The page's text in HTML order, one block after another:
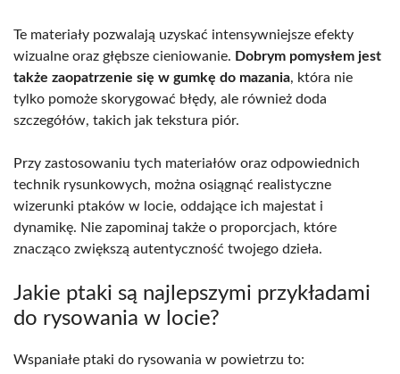
Te materiały pozwalają uzyskać intensywniejsze efekty
wizualne oraz głębsze cieniowanie. Dobrym pomysłem jest
także zaopatrzenie się w gumkę do mazania, która nie
tylko pomoże skorygować błędy, ale również doda
szczegółów, takich jak tekstura piór.
Przy zastosowaniu tych materiałów oraz odpowiednich
technik rysunkowych, można osiągnąć realistyczne
wizerunki ptaków w locie, oddające ich majestat i
dynamikę. Nie zapominaj także o proporcjach, które
znacząco zwiększą autentyczność twojego dzieła.
Jakie ptaki są najlepszymi przykładami
do rysowania w locie?
Wspaniałe ptaki do rysowania w powietrzu to: